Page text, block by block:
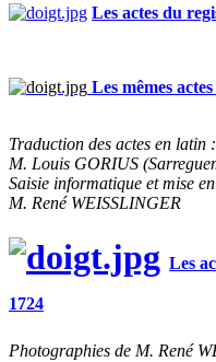
Les actes du
Les mêmes
Traduction des actes en
M. Louis GORIUS
Saisie informatique et mise
M. René WEISSLINGER
Les
1724
Photographies de M. René